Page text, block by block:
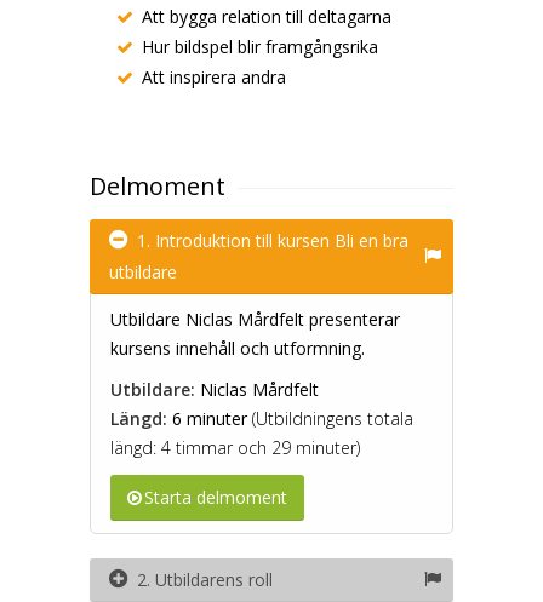
Att bygga relation till deltagarna
Hur bildspel blir framgångsrika
Att inspirera andra
Delmoment
1. Introduktion till kursen Bli en bra
utbildare
Utbildare Niclas Mårdfelt presenterar
kursens innehåll och utformning.
Utbildare: Niclas Mårdfelt
Längd: 6 minuter(Utbildningens totala
längd: 4 timmar och 29 minuter)
Starta delmoment
2. Utbildarens roll